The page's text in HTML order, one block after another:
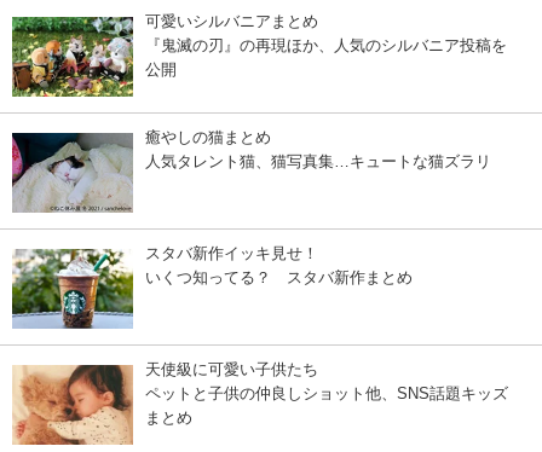
可愛いシルバニアまとめ
『鬼滅の刃』の再現ほか、人気のシルバニア投稿を
公開
癒やしの猫まとめ
人気タレント猫、猫写真集…キュートな猫ズラリ
スタバ新作イッキ見せ！
いくつ知ってる？ スタバ新作まとめ
天使級に可愛い子供たち
ペットと子供の仲良しショット他、SNS話題キッズ
まとめ